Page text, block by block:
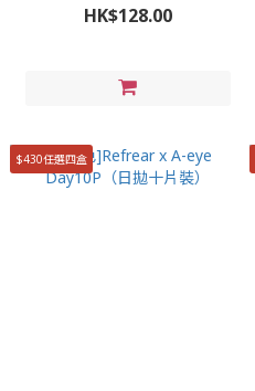
HK$128.00
$430任選四盒